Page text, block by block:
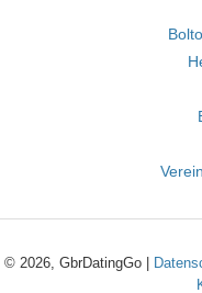
© 2026, GbrDatingGo |